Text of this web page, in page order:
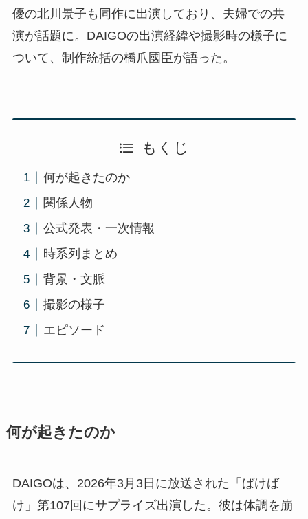
優の北川景子も同作に出演しており、夫婦での共
演が話題に。DAIGOの出演経緯や撮影時の様子に
ついて、制作統括の橋爪國臣が語った。
もくじ
何が起きたのか
関係人物
公式発表・一次情報
時系列まとめ
背景・文脈
撮影の様子
エピソード
何が起きたのか
DAIGOは、2026年3月3日に放送された「ばけば
け」第107回にサプライズ出演した。彼は体調を崩